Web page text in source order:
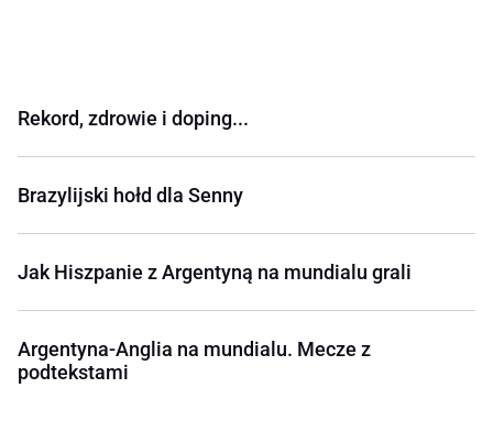
Rekord, zdrowie i doping...
Brazylijski hołd dla Senny
Jak Hiszpanie z Argentyną na mundialu grali
Argentyna-Anglia na mundialu. Mecze z
podtekstami